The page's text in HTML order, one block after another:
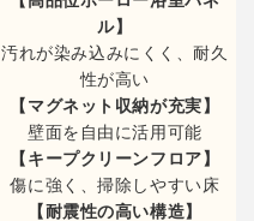
ル】
汚れが染み込みにくく、耐久
性が高い
【マグネット収納が充実】
壁面を自由に活用可能
【キープクリーンフロア】
傷に強く、掃除しやすい床
【耐震性の高い構造】